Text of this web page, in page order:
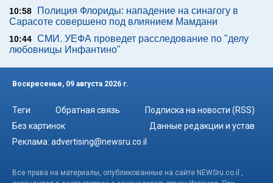
10:58
Полиция Флориды: нападение на синагогу в
Сарасоте совершено под влиянием Мамдани
10:44 СМИ. УЕФА проведет расследование по "делу
любовницы Инфантино"
Воскресенье, 09 августа 2026 г.
Теги Обратная связь
Подписка на новости (RSS)
Без картинок
Данные редакции и устав
Реклама: advertising@newsru.co.il
Все права на материалы, опубликованные на сайте NEWSru.co.il ,